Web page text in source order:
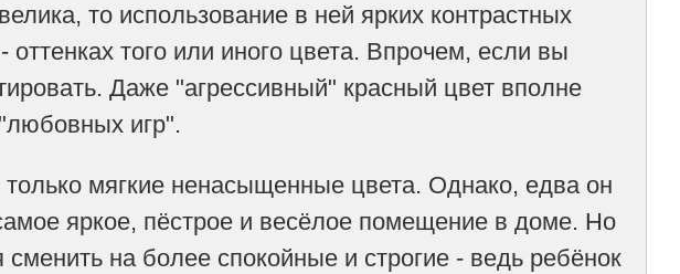
то использование в ней ярких контрастных
того или иного цвета. Впрочем, если вы
Даже "агрессивный" красный цвет вполне
игр".
мягкие ненасыщенные цвета. Однако, едва он
яркое, пёстрое и весёлое помещение в доме. Но
на более спокойные и строгие - ведь ребёнок